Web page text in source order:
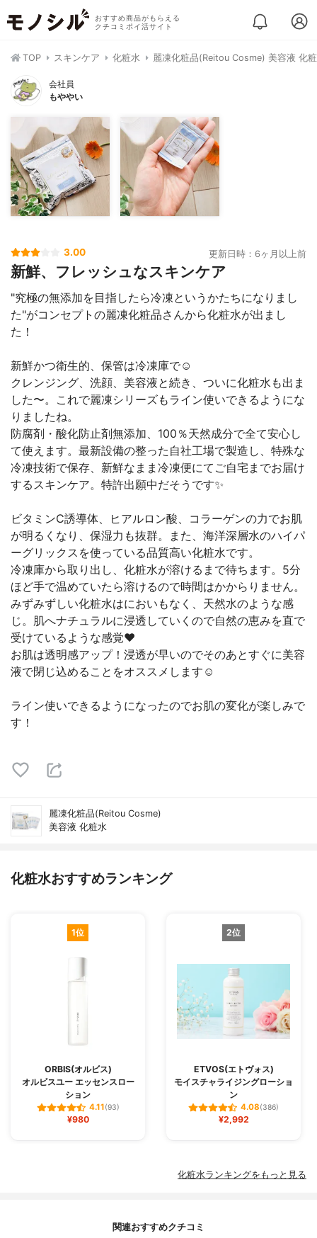
おすすめ商品がもらえる
クチコミポイ活サイト
TOP スキンケア 化粧水 麗凍化粧品(Reitou Cosme) 美容液 化
会社員
もややい
3.00 更新日時：6ヶ月以上前
新鮮、フレッシュなスキンケア
"究極の無添加を目指したら冷凍というかたちになりまし
た"がコンセプトの麗凍化粧品さんから化粧水が出まし
た！
新鮮かつ衛生的、保管は冷凍庫で☺️
クレンジング、洗顔、美容液と続き、ついに化粧水も出ま
した〜。これで麗凍シリーズもライン使いできるようにな
りましたね。
防腐剤・酸化防止剤無添加、100％天然成分で全て安心し
て使えます。最新設備の整った自社工場で製造し、特殊な
冷凍技術で保存、新鮮なまま冷凍便にてご自宅までお届け
するスキンケア。特許出願中だそうです✨
ビタミンC誘導体、ヒアルロン酸、コラーゲンの力でお肌
が明るくなり、保湿力も抜群。また、海洋深層水のハイパ
ーグリックスを使っている品質高い化粧水です。
冷凍庫から取り出し、化粧水が溶けるまで待ちます。5分
ほど手で温めていたら溶けるので時間はかからりません。
みずみずしい化粧水はにおいもなく、天然水のような感
じ。肌へナチュラルに浸透していくので自然の恵みを直で
受けているような感覚❤️
お肌は透明感アップ！浸透が早いのでそのあとすぐに美容
液で閉じ込めることをオススメします☺️
ライン使いできるようになったのでお肌の変化が楽しみで
す！
麗凍化粧品(Reitou Cosme)
美容液 化粧水
化粧水おすすめランキング
1位
ORBIS(オルビス)
オルビスユー エッセンスロー
ション
4.11(93)
¥980
2位
ETVOS(エトヴォス)
モイスチャライジングローショ
ン
4.08(386)
¥2,992
化粧水ランキングをもっと見る
関連おすすめクチコミ